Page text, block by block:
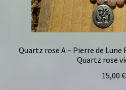
Quartz rose A – Pierre de Lune
Quartz rose
15,00 €